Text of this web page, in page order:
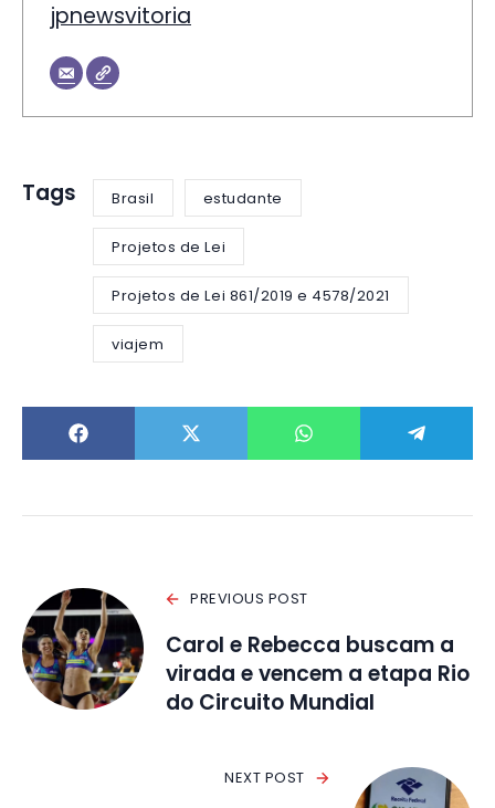
jpnewsvitoria
Tags Brasil estudante
Projetos de Lei
Projetos de Lei 861/2019 e 4578/2021
viajem
PREVIOUS POST
Carol e Rebecca buscam a
virada e vencem a etapa Rio
do Circuito Mundial
NEXT POST